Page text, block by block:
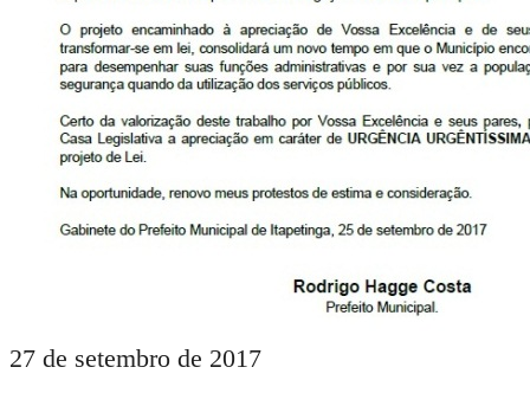
27 de setembro de 2017